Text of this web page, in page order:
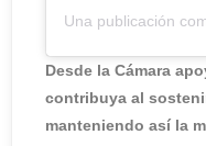
Desde la Cámara
contribuya al
manteniendo así la